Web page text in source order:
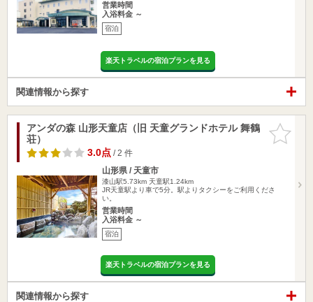
営業時間
入浴料金 ～
宿泊
楽天トラベルの宿泊プランを見る
関連情報から探す
お気に入
りに追加
アンダの森 山形天童店（旧 天童グランドホテル 舞鶴
荘）
3.0点/ 2 件
山形県 / 天童市
漆山駅5.73km 天童駅1.24km
JR天童駅より車で5分。駅よりタクシーをご利用くださ
い。
営業時間
入浴料金 ～
宿泊
楽天トラベルの宿泊プランを見る
関連情報から探す